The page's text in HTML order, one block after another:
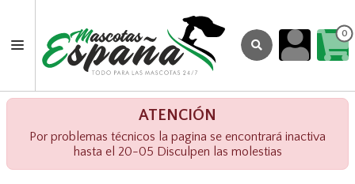
0
ATENCIÓN
Por problemas técnicos la pagina se encontrará inactiva
hasta el 20-05 Disculpen las molestias